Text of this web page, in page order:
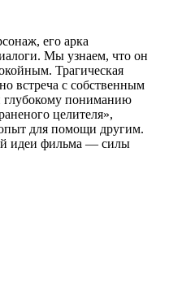
его арка
Мы узнаем, что он
Трагическая
встреча с собственным
глубокому пониманию
целителя»,
для помощи другим.
идеи фильма — силы